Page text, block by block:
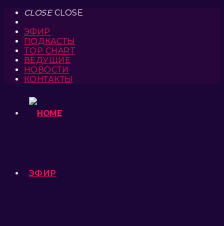
CLOSECLOSE
ЭФИР
ПОДКАСТЫ
TOP CHART
ВЕДУЩИЕ
НОВОСТИ
КОНТАКТЫ
ЭФИР